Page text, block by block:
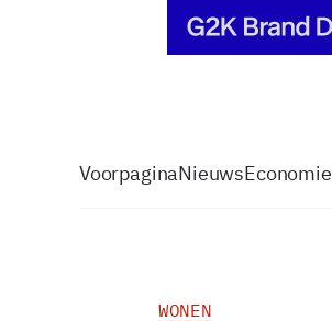
VoorpaginaNieuwsEconomie
WONEN